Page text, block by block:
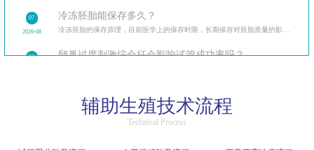
07
2026-08
冷冻胚胎能保存多久？
冷冻胚胎的保存原理，目前医学上的保存时限，长期保存对胚胎质量的影响，保存期限与解冻成功率的关系。
06 卵巢过度刺激综合征会影响试管成功率吗？
精子洗涤过程中会损伤精子吗？
2026-08
辅助生殖技术流程
Technical Process